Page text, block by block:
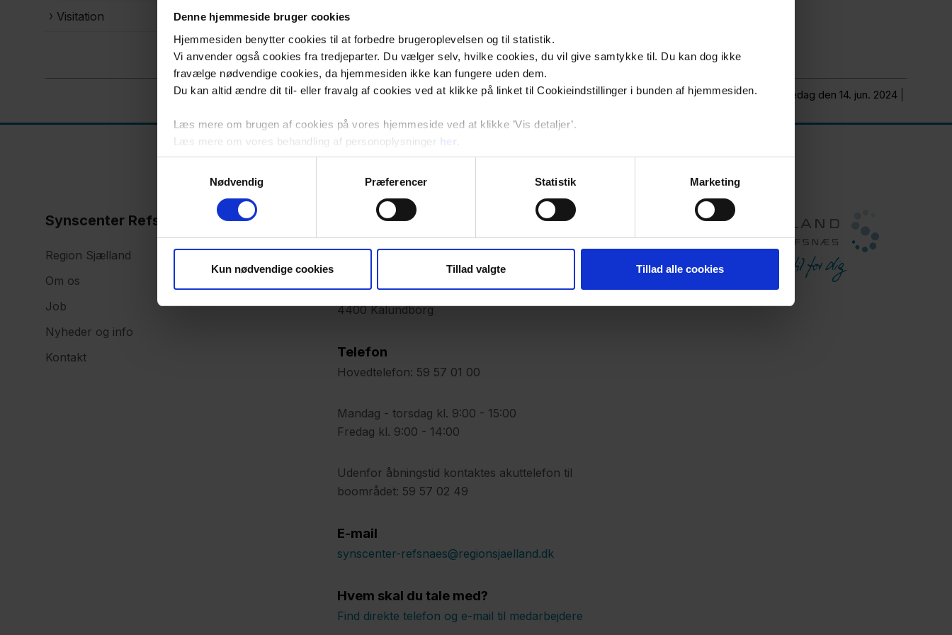
Denne hjemmeside bruger cookies
Hjemmesiden benytter cookies til at forbedre brugeroplevelsen og til statistik.
Vi anvender også cookies fra tredjeparter. Du vælger selv, hvilke cookies, du vil give samtykke til. Du kan dog ikke
fravælge nødvendige cookies, da hjemmesiden ikke kan fungere uden dem.
Du kan altid ændre dit til- eller fravalg af cookies ved at klikke på linket til Cookieindstillinger i bunden af hjemmesiden.
Læs mere om brugen af cookies på vores hjemmeside ved at klikke ’Vis detaljer’.
Læs mere om vores behandling af personoplysninger her
Nødvendig
Præferencer Statistik Marketing
Kun nødvendige cookies Tillad valgte Tillad alle cookies
Visitation
Opdateret fredag den 14. jun. 2024
Synscenter Refsnæs
Region Sjælland
Om os
Job
Nyheder og info
Kontakt
Kontakt os
Adresse
Synscenter Refsnæs
Kystvejen 112
4400 Kalundborg
Telefon
Hovedtelefon: 59 57 01 00
Mandag - torsdag kl. 9:00 - 15:00
Fredag kl. 9:00 - 14:00
Udenfor åbningstid kontaktes akuttelefon til
boområdet: 59 57 02 49
E-mail
synscenter-refsnaes@regionsjaelland.dk
Hvem skal du tale med?
Find direkte telefon og e-mail til medarbejdere